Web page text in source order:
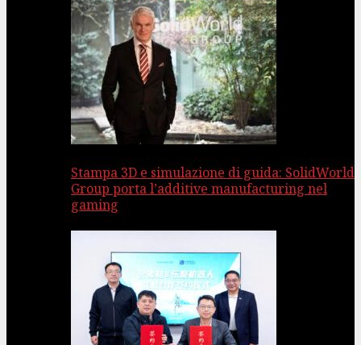
Stampa 3D e simulazione di guida: SolidWorld
Group porta l’additive manufacturing nel
gaming